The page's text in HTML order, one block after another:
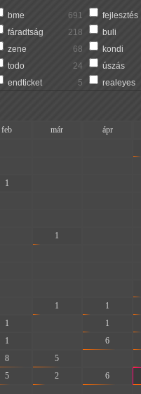
bme 691 fejlesztés
fáradtság 218 buli
zene 68 kondi
todo 24 úszás
endticket 5 realeyes
feb már ápr
1
1
1 1
1 1
1 6
8 5
5 2 6